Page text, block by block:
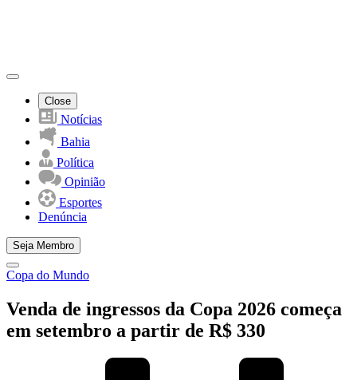
Close
Notícias
Bahia
Política
Opinião
Esportes
Denúncia
Seja Membro
Copa do Mundo
Venda de ingressos da Copa 2026 começa
em setembro a partir de R$ 330